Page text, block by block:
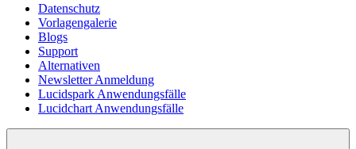
Datenschutz
Vorlagengalerie
Blogs
Support
Alternativen
Newsletter Anmeldung
Lucidspark Anwendungsfälle
Lucidchart Anwendungsfälle